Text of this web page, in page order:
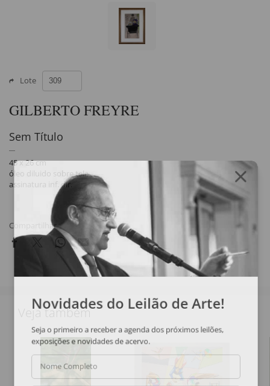
Lote
GILBERTO FREYRE
Sem Título
45 x 26 cm
óleo diluido sobre tela
assinatura inf. dir.
Compartilhar
Veja também
Novidades do Leilão de Arte!
Seja o primeiro a receber a agenda dos próximos leilões,
exposições e novidades de acervo.
Nome Completo